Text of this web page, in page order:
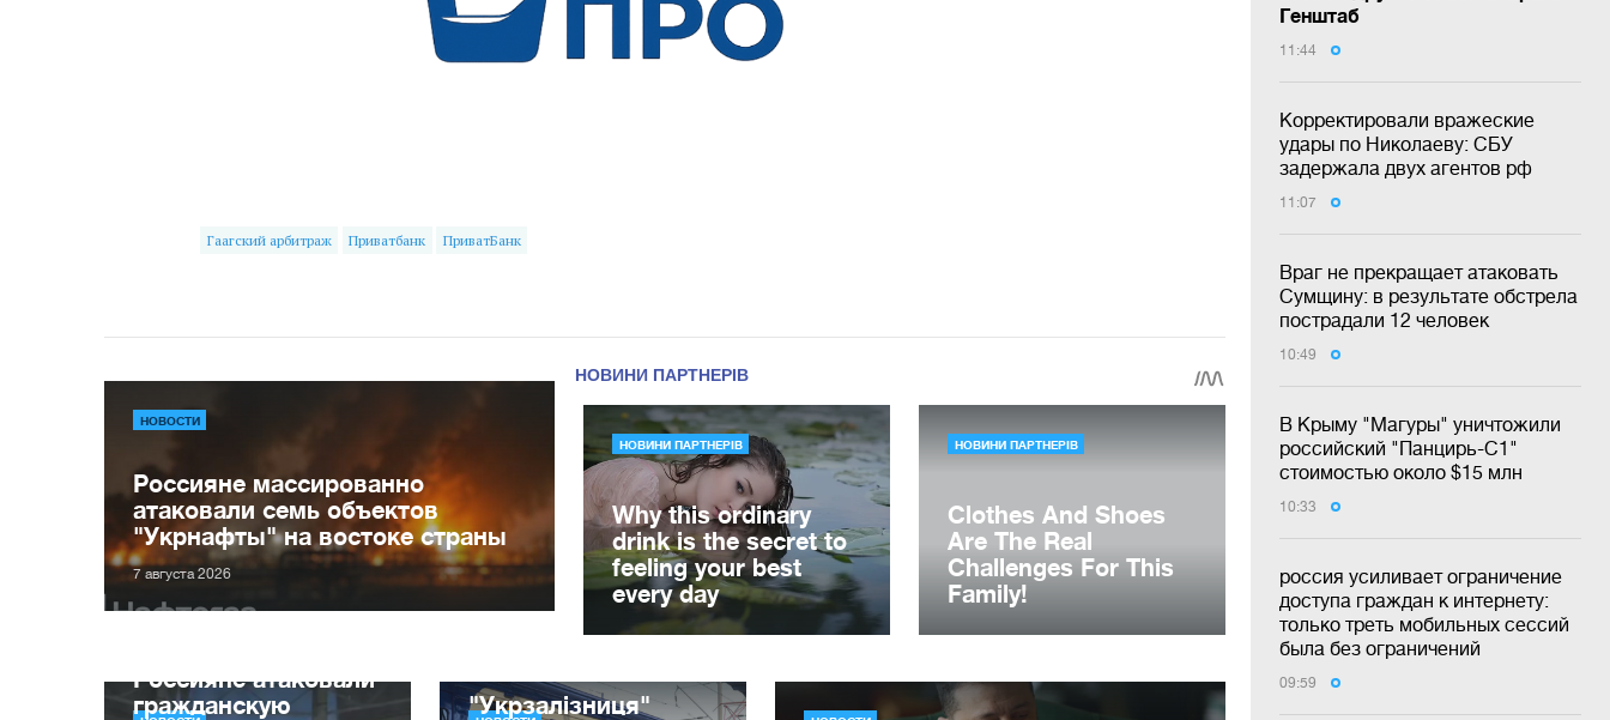
Генштаб
11:44
Корректировали вражеские
удары по Николаеву: СБУ
задержала двух агентов рф
11:07
Враг не прекращает атаковать
Сумщину: в результате обстрела
пострадали 12 человек
10:49
В Крыму "Магуры" уничтожили
российский "Панцирь-С1"
стоимостью около $15 млн
10:33
россия усиливает ограничение
доступа граждан к интернету:
только треть мобильных сессий
была без ограничений
09:59
Гаагский арбитраж Приватбанк ПриватБанк
НОВОСТИ
Россияне массированно
атаковали семь объектов
"Укрнафты" на востоке страны
7 августа 2026
Россияне атаковали
гражданскую
"Укрзалізниця"